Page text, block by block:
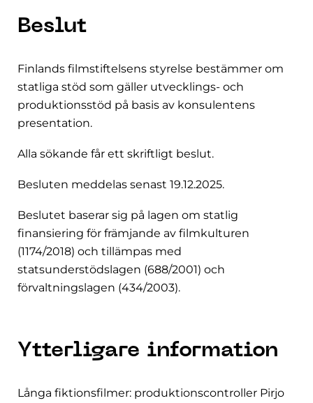
Beslut
Finlands filmstiftelsens styrelse bestämmer om
statliga stöd som gäller utvecklings- och
produktionsstöd på basis av konsulentens
presentation.
Alla sökande får ett skriftligt beslut.
Besluten meddelas senast 19.12.2025.
Beslutet baserar sig på lagen om statlig
finansiering för främjande av filmkulturen
(1174/2018) och tillämpas med
statsunderstödslagen (688/2001) och
förvaltningslagen (434/2003).
Ytterligare information
Långa fiktionsfilmer: produktionscontroller Pirjo